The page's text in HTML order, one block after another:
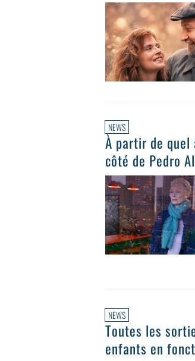
NEWS
À partir de quel
côté de Pedro
NEWS
Toutes les
enfants en